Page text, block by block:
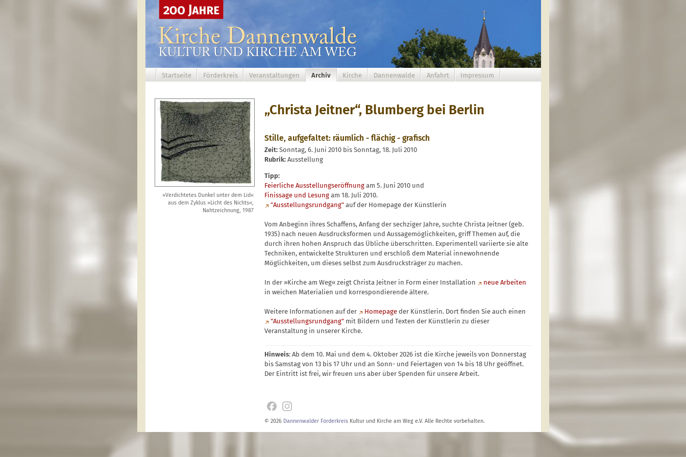
Startseite Förderkreis Veranstaltungen Archiv Kirche Dannenwalde Anfahrt Impressum
„Christa Jeitner“, Blumberg bei Berlin
Stille, aufgefaltet: räumlich - flächig - grafisch
Zeit:Sonntag, 6. Juni 2010 bis Sonntag, 18. Juli 2010
Rubrik:Ausstellung
Tipp:
Feierliche Ausstellungseröffnungam 5. Juni 2010 und
Finissage und Lesungam 18. Juli 2010.
"Ausstellungsrundgang"auf der Homepage der Künstlerin
Vom Anbeginn ihres Schaffens, Anfang der sechziger Jahre, suchte Christa Jeitner (geb.
1935) nach neuen Ausdrucksformen und Aussagemöglichkeiten, griff Themen auf, die
durch ihren hohen Anspruch das Übliche überschritten. Experimentell variierte sie alte
Techniken, entwickelte Strukturen und erschloß dem Material innewohnende
Möglichkeiten, um dieses selbst zum Ausdrucksträger zu machen.
In der »Kirche am Weg« zeigt Christa Jeitner in Form einer Installation
neue Arbeiten
in weichen Materialien und korrespondierende ältere.
Weitere Informationen auf der Homepageder Künstlerin. Dort finden Sie auch einen
"Ausstellungsrundgang"mit Bildern und Texten der Künstlerin zu dieser
Veranstaltung in unserer Kirche.
Hinweis: Ab dem 10. Mai und dem 4. Oktober 2026 ist die Kirche jeweils von Donnerstag
bis Samstag von 13 bis 17 Uhr und an Sonn- und Feiertagen von 14 bis 18 Uhr geöffnet.
Der Eintritt ist frei, wir freuen uns aber über Spenden für unsere Arbeit.
»Verdichtetes Dunkel unter dem Lid«
aus dem Zyklus »Licht des Nichts«,
Nahtzeichnung, 1987
© 2026 Dannenwalder Förderkreis Kultur und Kirche am Weg e.V. Alle Rechte vorbehalten.